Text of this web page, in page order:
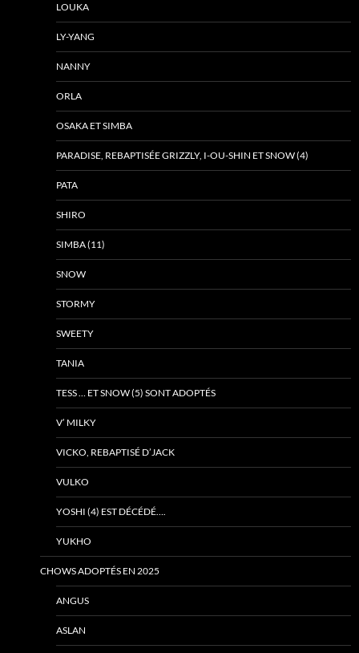
LOUKA
LY-YANG
NANNY
ORLA
OSAKA ET SIMBA
PARADISE, REBAPTISÉE GRIZZLY, I-OU-SHIN ET SNOW (4)
PATA
SHIRO
SIMBA (11)
SNOW
STORMY
SWEETY
TANIA
TESS … ET SNOW (5) SONT ADOPTÉS
V’ MILKY
VICKO, REBAPTISÉ D’JACK
VULKO
YOSHI (4) EST DÉCÉDÉ….
YUKHO
CHOWS ADOPTÉS EN 2025
ANGUS
ASLAN